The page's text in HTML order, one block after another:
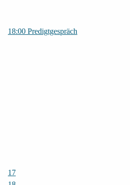
18:00 Predigtgespräch
17